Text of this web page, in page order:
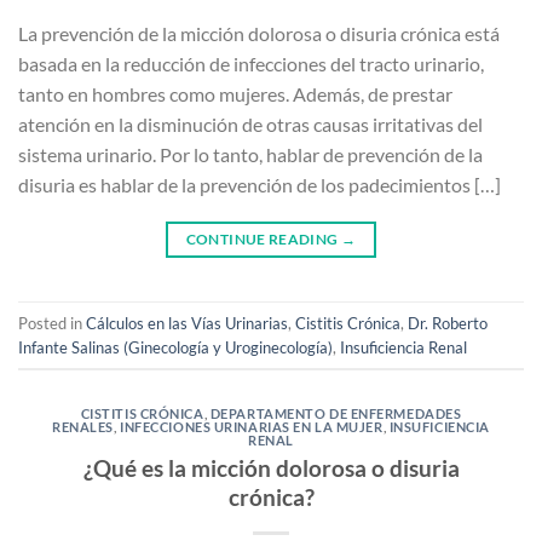
La prevención de la micción dolorosa o disuria crónica está
basada en la reducción de infecciones del tracto urinario,
tanto en hombres como mujeres. Además, de prestar
atención en la disminución de otras causas irritativas del
sistema urinario. Por lo tanto, hablar de prevención de la
disuria es hablar de la prevención de los padecimientos […]
CONTINUE READING →
Posted inCálculos en las Vías Urinarias, Cistitis Crónica, Dr. Roberto
Infante Salinas (Ginecología y Uroginecología), Insuficiencia Renal
CISTITIS CRÓNICA DEPARTAMENTO DE ENFERMEDADES
RENALES INFECCIONES URINARIAS EN LA MUJER INSUFICIENCIA
RENAL
¿Qué es la micción dolorosa o disuria
crónica?